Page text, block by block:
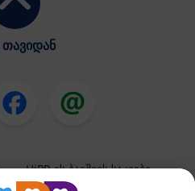
თავიდან
HiPP-ის ბავშვის საკვები